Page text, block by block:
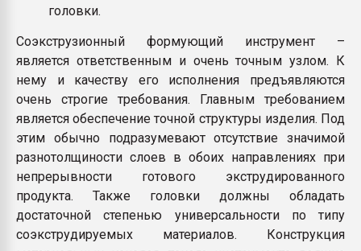
головки.
Соэкструзионный формующий инструмент –
является ответственным и очень точным узлом. К
нему и качеству его исполнения предъявляются
очень строгие требования. Главным требованием
является обеспечение точной структуры изделия. Под
этим обычно подразумевают отсутствие значимой
разнотолщиности слоев в обоих направлениях при
непрерывности готового экструдированного
продукта. Также головки должны обладать
достаточной степенью универсальности по типу
соэкструдируемых материалов. Конструкция